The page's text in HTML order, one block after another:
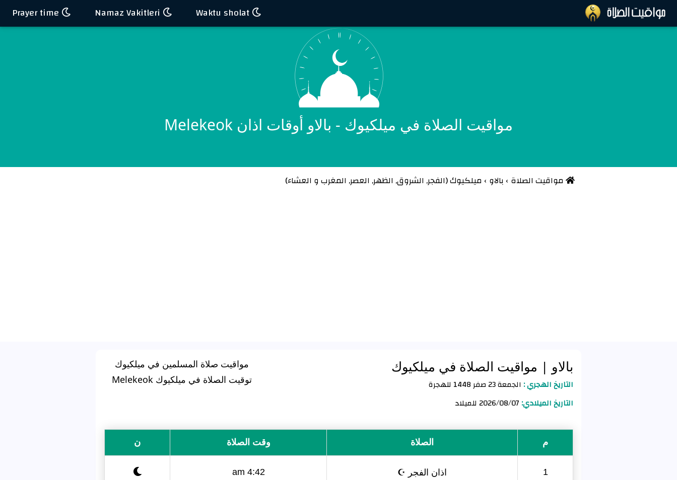
مواقيت الصلاة في ميلكيوك - بالاو أوقات اذان Melekeok
مواقيت الصلاة › بالاو › ميلكيوك (الفجر, الشروق, الظهر, العصر, المغرب و العشاء)
بالاو | مواقيت الصلاة في ميلكيوك
التاريخ الهجري : الجمعة 23 صفر 1448 للهجرة
التاريخ الميلادي:
مواقيت صلاة المسلمين في ميلكيوك
توقيت الصلاة في ميلكيوك Melekeok
م الصلاة وقت الصلاة ن
1 اذان الفجر ☪ 4:42 am